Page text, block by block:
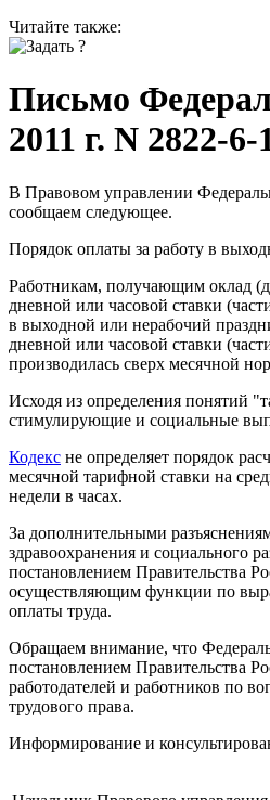
Читайте также:
Письмо
2011 г. N 2822-6-
В Правовом управлении
сообщаем следующее.
Порядок оплаты за работу в
Работникам, получающим оклад
дневной или часовой ставки
в выходной или нерабочий
дневной или часовой ставки
производилась сверх месячной
Исходя из определения понятий
стимулирующие и социальные
Кодекс не определяет порядок
месячной тарифной ставки на
недели в часах.
За дополнительными
здравоохранения и социального
постановлением Правительства
осуществляющим функции по
оплаты труда.
Обращаем внимание, что
постановлением Правительства
работодателей и работников по
трудового права.
Информирование и